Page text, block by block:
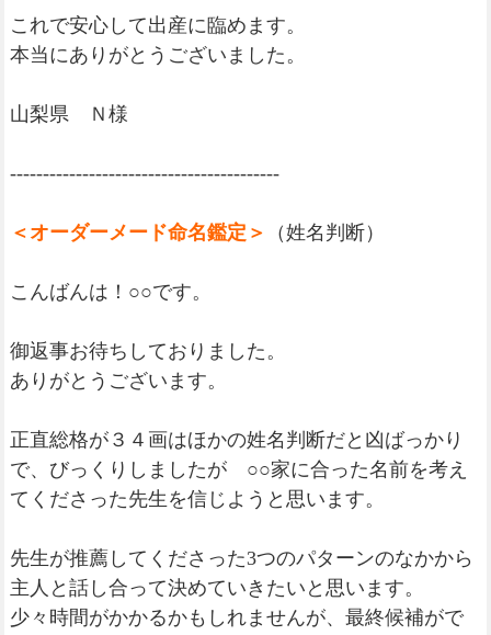
これで安心して出産に臨めます。
本当にありがとうございました。
山梨県 Ｎ様
-----------------------------------------
＜オーダーメード命名鑑定＞ （姓名判断）
こんばんは！○○です。
御返事お待ちしておりました。
ありがとうございます。
正直総格が３４画はほかの姓名判断だと凶ばっかり
で、びっくりしましたが ○○家に合った名前を考え
てくださった先生を信じようと思います。
先生が推薦してくださった3つのパターンのなかから
主人と話し合って決めていきたいと思います。
少々時間がかかるかもしれませんが、最終候補がで